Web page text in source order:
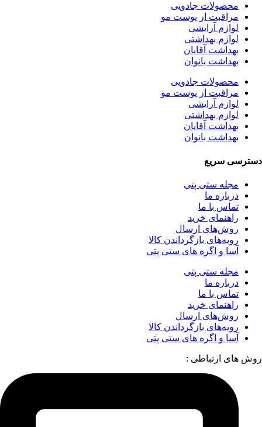
محصولات جادویی
مراقبت از پوست مو
لوازم آرایشی
لوازم بهداشتی
بهداشت آقایان
بهداشت بانوان
محصولات جادویی
مراقبت از پوست مو
لوازم آرایشی
لوازم بهداشتی
بهداشت آقایان
بهداشت بانوان
دسترسی سریع
مجله ستی پتی
درباره ما
تماس با ما
راهنمای خرید
روش‌های ارسال
رویه‌های بازگرداندن کالا
آسا و اگره های ستی پتی
مجله ستی پتی
درباره ما
تماس با ما
راهنمای خرید
روش‌های ارسال
رویه‌های بازگرداندن کالا
آسا و اگره های ستی پتی
روش های ارتباطی :